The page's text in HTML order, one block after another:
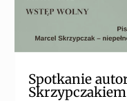
Spotkanie
Skrzypczakiem